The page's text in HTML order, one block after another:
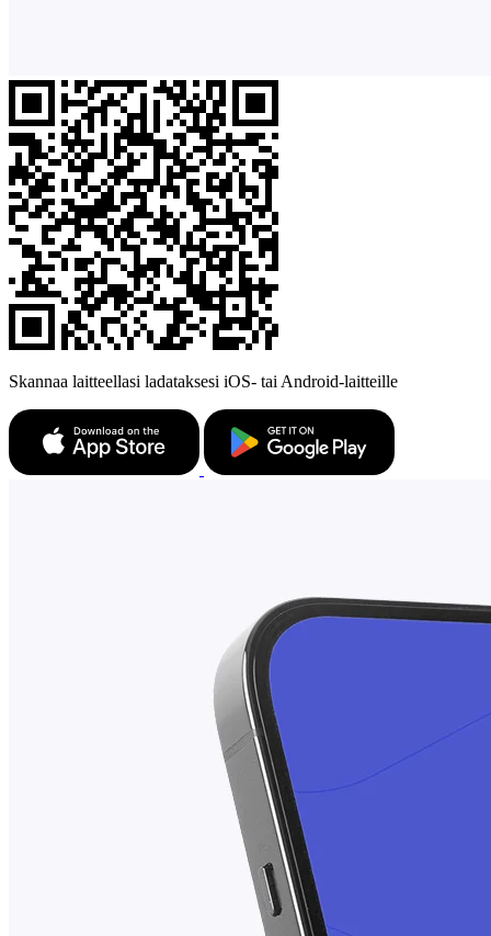
Skannaa laitteellasi ladataksesi iOS- tai Android-laitteille